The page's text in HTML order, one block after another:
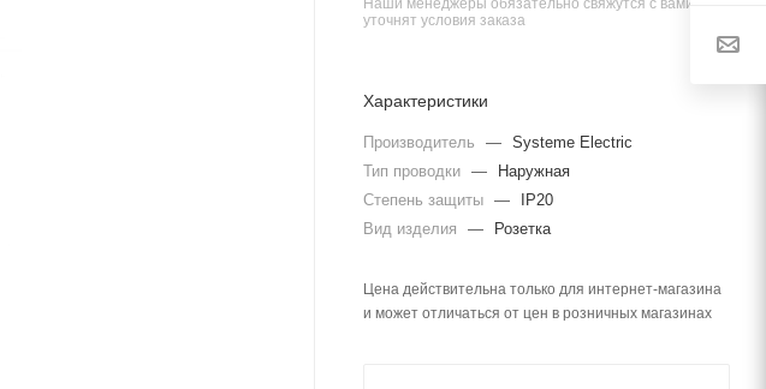
Наши менеджеры обязательно свяжутся с вами и
уточнят условия заказа
Характеристики
Производитель — Systeme Electric
Тип проводки —
Наружная
Степень защиты —
IP20
Вид изделия
— Розетка
Цена действительна только для интернет-магазина
и может отличаться от цен в розничных магазинах